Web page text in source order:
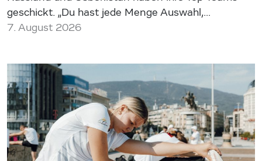
geschickt. „Du hast jede Menge Auswahl,…
7. August 2026